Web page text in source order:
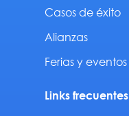
Casos de éxito
Alianzas
Ferias y eventos
Links frecuentes